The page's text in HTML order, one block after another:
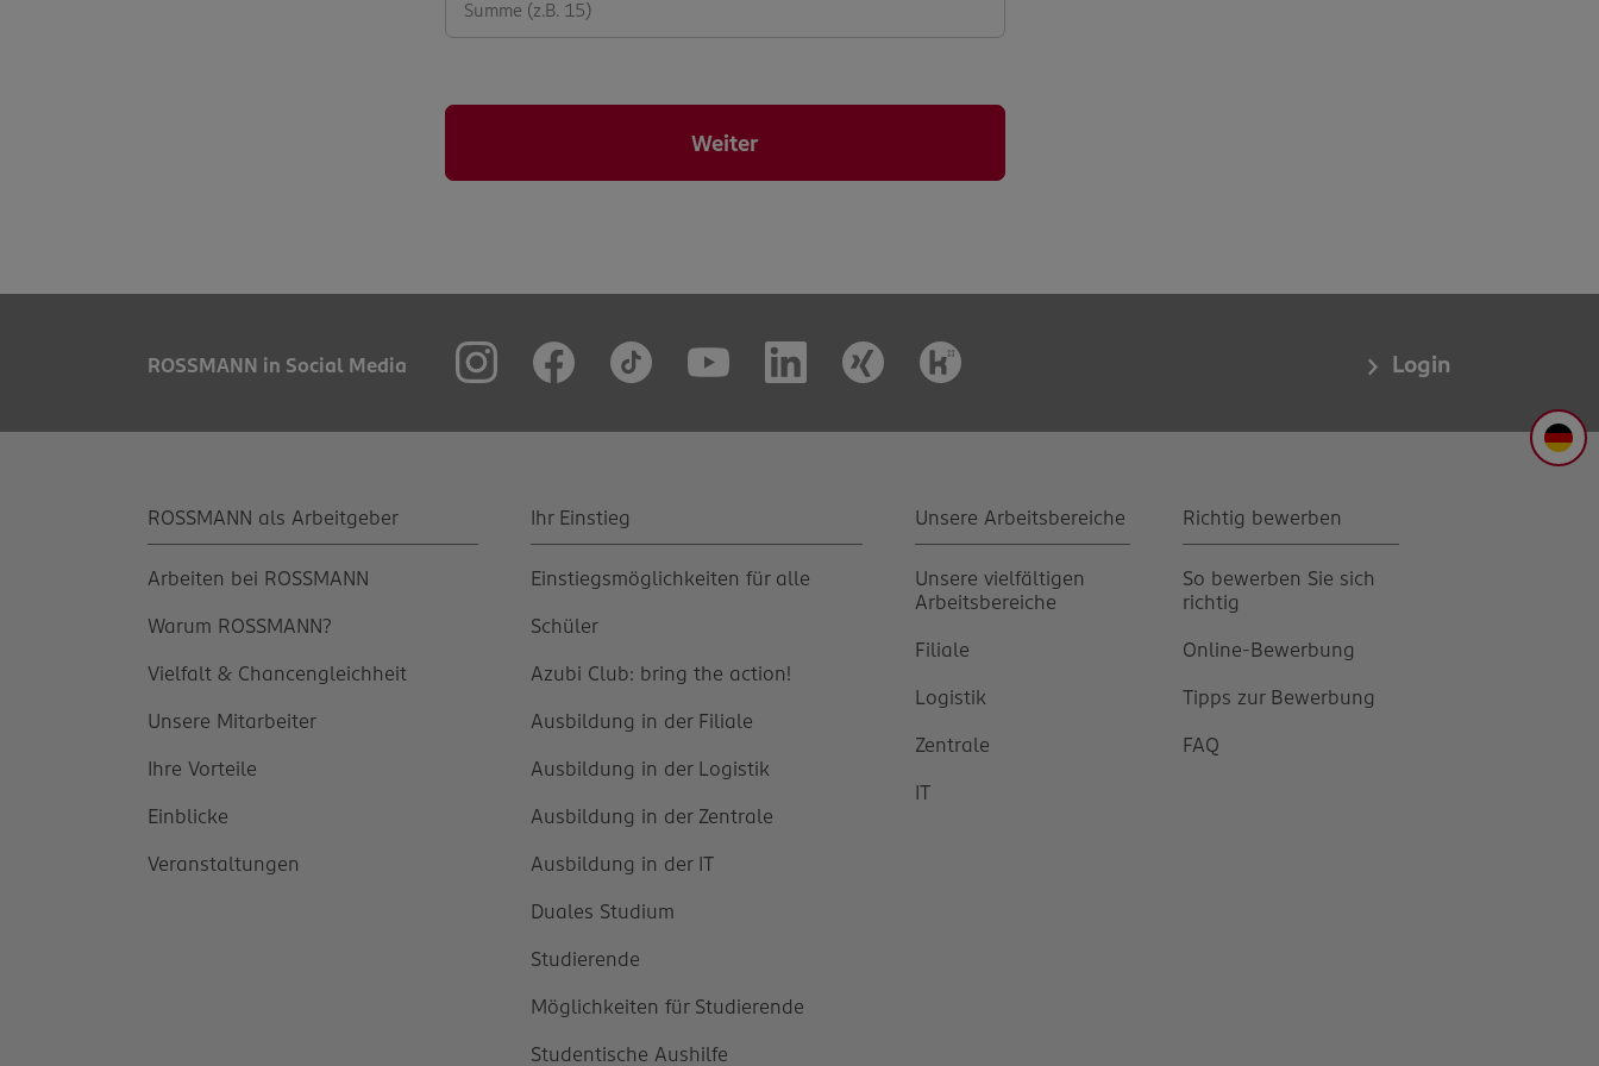
DE
Weiter
ROSSMANN in Social Media Login
ROSSMANN als Arbeitgeber
Arbeiten bei ROSSMANN
Warum ROSSMANN?
Vielfalt & Chancengleichheit
Unsere Mitarbeiter
Ihre Vorteile
Einblicke
Veranstaltungen
Ihr Einstieg
Einstiegsmöglichkeiten für alle
Schüler
Azubi Club: bring the action!
Ausbildung in der Filiale
Ausbildung in der Logistik
Ausbildung in der Zentrale
Ausbildung in der IT
Duales Studium
Studierende
Möglichkeiten für Studierende
Studentische Aushilfe
Unsere Arbeitsbereiche
Unsere vielfältigen
Arbeitsbereiche
Filiale
Logistik
Zentrale
Richtig bewerben
So bewerben Sie sich
richtig
Online-Bewerbung
Tipps zur Bewerbung
FAQ